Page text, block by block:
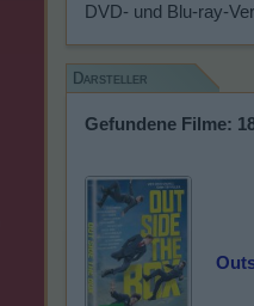
DVD- und Blu-ray-
Darsteller
Gefundene Filme: